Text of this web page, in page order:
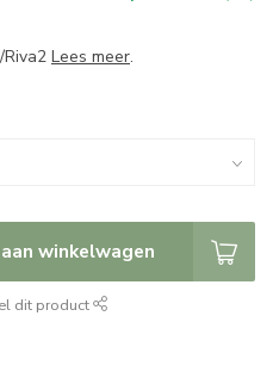
Lees meer.
winkelwagen
dit product